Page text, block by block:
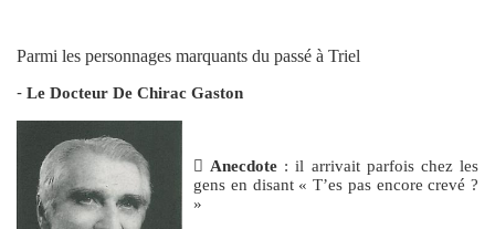
Parmi les personnages marquants du passé à Triel
- Le Docteur De Chirac Gaston
 Anecdote : il arrivait parfois chez les
gens en disant « T’es pas encore crevé ?
»